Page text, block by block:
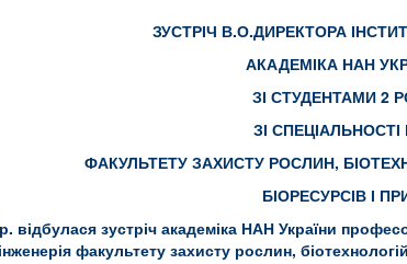
ЗУСТРІЧ В.О.ДИРЕКТОРА
АКАДЕМІКА НАН
ЗІ СТУДЕНТАМИ 2
ЗІ СПЕЦІАЛЬНОСТІ
ФАКУЛЬТЕТУ ЗАХИСТУ РОСЛИН,
БІОРЕСУРСІВ І
відбулася зустріч академіка НАН України
факультету захисту рослин,